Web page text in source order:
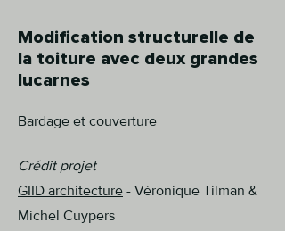
Modification structurelle de
la toiture avec deux grandes
lucarnes
Bardage et couverture
Crédit projet
GIID architecture - Véronique Tilman &
Michel Cuypers